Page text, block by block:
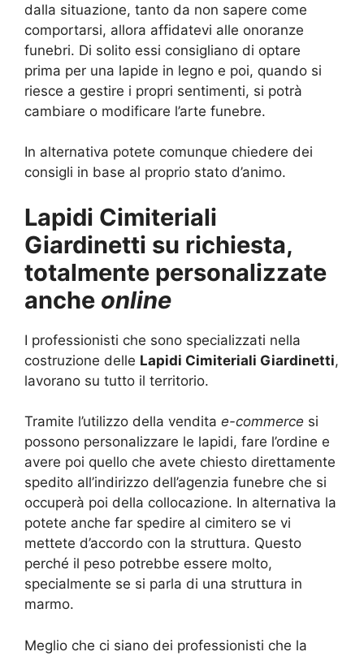
dalla situazione, tanto da non sapere come
comportarsi, allora affidatevi alle onoranze
funebri. Di solito essi consigliano di optare
prima per una lapide in legno e poi, quando si
riesce a gestire i propri sentimenti, si potrà
cambiare o modificare l’arte funebre.
In alternativa potete comunque chiedere dei
consigli in base al proprio stato d’animo.
Lapidi Cimiteriali
Giardinetti su richiesta,
totalmente personalizzate
anche online
I professionisti che sono specializzati nella
costruzione delle Lapidi Cimiteriali Giardinetti,
lavorano su tutto il territorio.
Tramite l’utilizzo della vendita e-commerce si
possono personalizzare le lapidi, fare l’ordine e
avere poi quello che avete chiesto direttamente
spedito all’indirizzo dell’agenzia funebre che si
occuperà poi della collocazione. In alternativa la
potete anche far spedire al cimitero se vi
mettete d’accordo con la struttura. Questo
perché il peso potrebbe essere molto,
specialmente se si parla di una struttura in
marmo.
Meglio che ci siano dei professionisti che la